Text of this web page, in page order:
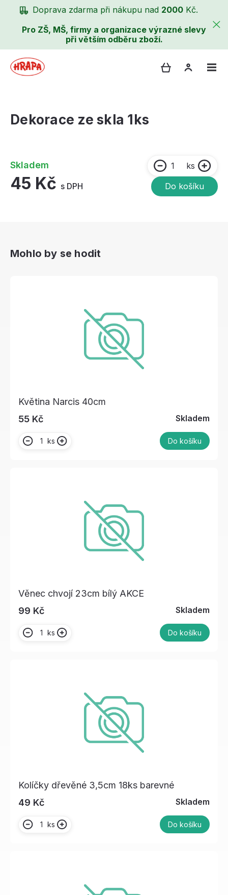
Doprava zdarma při nákupu nad 2000 Kč.
Pro ZŠ, MŠ, firmy a organizace výrazné slevy
při větším odběru zboží.
Dekorace ze skla 1ks
Skladem
45 Kč s DPH
ks
Do košíku
Mohlo by se hodit
Květina Narcis 40cm
55 Kč
Skladem
ks Do košíku
Věnec chvojí 23cm bílý AKCE
99 Kč
Skladem
ks Do košíku
Kolíčky dřevěné 3,5cm 18ks barevné
49 Kč
Skladem
ks Do košíku